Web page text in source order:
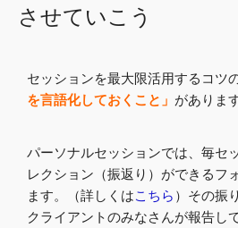
させていこう
セッションを最大限活用するコツ
を言語化しておくこと」 があります
パーソナルセッションでは、毎セ
レクション（振返り）ができるフ
ます。（詳しくはこちら ）その振
クライアントのみなさんが報告し